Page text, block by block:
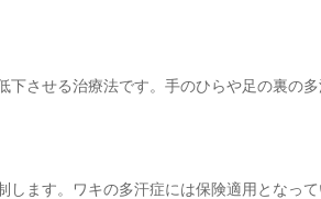
下させる治療法です。手のひらや足の裏の
します。ワキの多汗症には保険適用となっ